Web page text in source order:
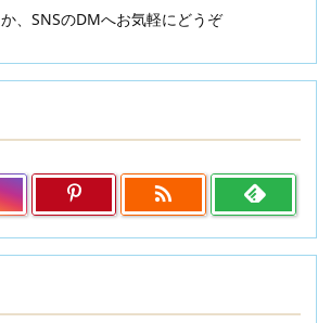
か、SNSのDMへお気軽にどうぞ
